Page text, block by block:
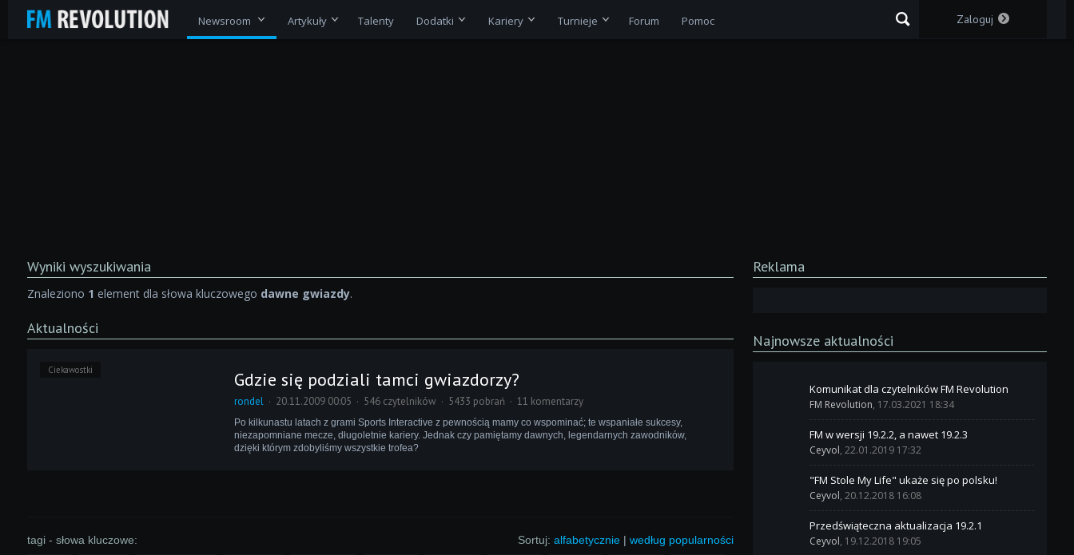
Newsroom Artykuły Talenty Dodatki Kariery Turnieje Forum Pomoc Zaloguj
Wyniki wyszukiwania
Znaleziono 1 element dla słowa kluczowego dawne gwiazdy.
Aktualności
Ciekawostki Gdzie się podziali tamci gwiazdorzy?
rondel 20.11.2009 00:05 546 czytelników 5433 pobrań 11 komentarzy
Po kilkunastu latach z grami Sports Interactive z pewnością mamy co wspominać; te wspaniałe sukcesy,
niezapomniane mecze, długoletnie kariery. Jednak czy pamiętamy dawnych, legendarnych zawodników,
dzięki którym zdobyliśmy wszystkie trofea?
Sortuj: alfabetycznie |według popularności
tagi - słowa kluczowe:
Reklama
Najnowsze aktualności
Komunikat dla czytelników FM Revolution
FM Revolution, 17.03.2021 18:34
FM w wersji 19.2.2, a nawet 19.2.3
Ceyvol, 22.01.2019 17:32
"FM Stole My Life" ukaże się po polsku!
Ceyvol, 20.12.2018 16:08
Przedświąteczna aktualizacja 19.2.1
Ceyvol, 19.12.2018 19:05